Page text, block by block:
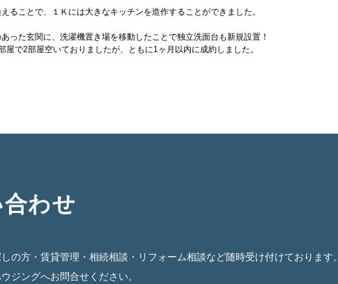
ることで、１Ｋには大きなキッチンを造作することができました。
った玄関に、洗濯機置き場を移動したことで独立洗面台も新規設置！
屋で2部屋空いておりましたが、ともに1ヶ月以内に成約しました。
わせ
の方・賃貸管理・相続相談・リフォーム相談など随時受け付けております。
ジングへお問合せください。